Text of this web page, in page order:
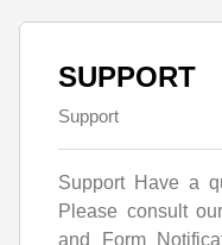
SUPPORT
Support
Support Have a
Please consult
and Form